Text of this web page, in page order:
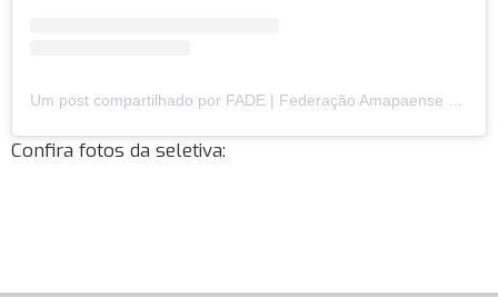
Um post compartilhado por FADE | Federação Amapaense de Desporto Escolar (@fadeapoficial)
Confira fotos da seletiva: